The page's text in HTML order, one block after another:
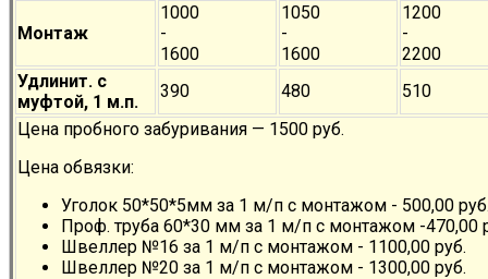
Монтаж
1000
-
1600
1050
-
1600
1200
-
2200
Удлинит. с
муфтой, 1 м.п.
390 480
510
Цена пробного забуривания — 1500 руб.
Цена обвязки:
Уголок 50*50*5мм за 1 м/п с монтажом - 500,00
Проф. труба 60*30 мм за 1 м/п с монтажом -470,00
Швеллер №16 за 1 м/п с монтажом - 1100,00 руб.
Швеллер №20 за 1 м/п с монтажом - 1300,00 руб.